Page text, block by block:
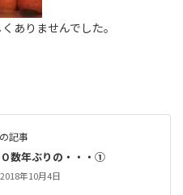
ありませんでした。
記事
数年ぶりの・・・①
2018年10月4日